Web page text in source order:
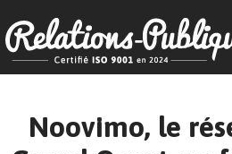
Noovimo, le